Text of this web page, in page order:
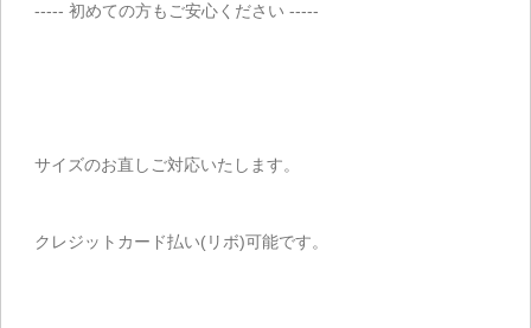
----- 初めての方もご安心ください -----
サイズのお直しご対応いたします。
クレジットカード払い(リボ)可能です。